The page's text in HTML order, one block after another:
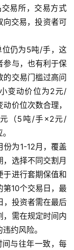
易所，交易方式
向交易，投资者可
仍为5吨/手，这
参与，也有利于保
的交易门槛过高问
变动价位为2元/
价位次数合理，
元（5吨/手×2元/
份为1-12月，覆盖
选择不同交割月
于进行套期保值和
10个交易日，最
，投资者需在最后
，需在规定时间内
约风险。
与往年一致，每